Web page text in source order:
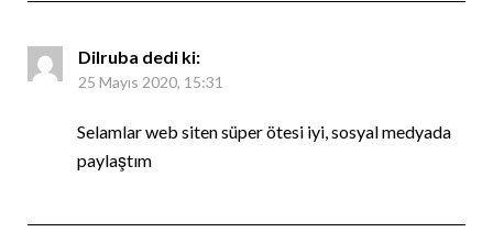
Dilruba dedi ki:
25 Mayıs 2020, 15:31
Selamlar web siten süper ötesi iyi, sosyal medyada
paylaştım